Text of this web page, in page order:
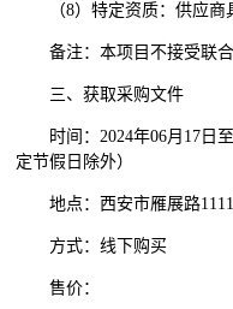
（8）特定资质：供应
备注：本项目不接受联
三、获取采购文件
时间：2024年06月17日
定节假日除外）
地点：西安市雁展路
方式：线下购买
售价：